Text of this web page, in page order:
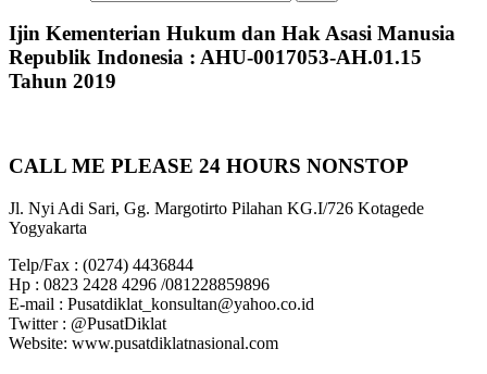
Ijin Kementerian Hukum dan Hak Asasi Manusia
Republik Indonesia : AHU-0017053-AH.01.15
Tahun 2019
CALL ME PLEASE 24 HOURS NONSTOP
Jl. Nyi Adi Sari, Gg. Margotirto Pilahan KG.I/726 Kotagede
Yogyakarta
Telp/Fax : (0274) 4436844
Hp : 0823 2428 4296 /081228859896
E-mail : Pusatdiklat_konsultan@yahoo.co.id
Twitter : @PusatDiklat
Website: www.pusatdiklatnasional.com